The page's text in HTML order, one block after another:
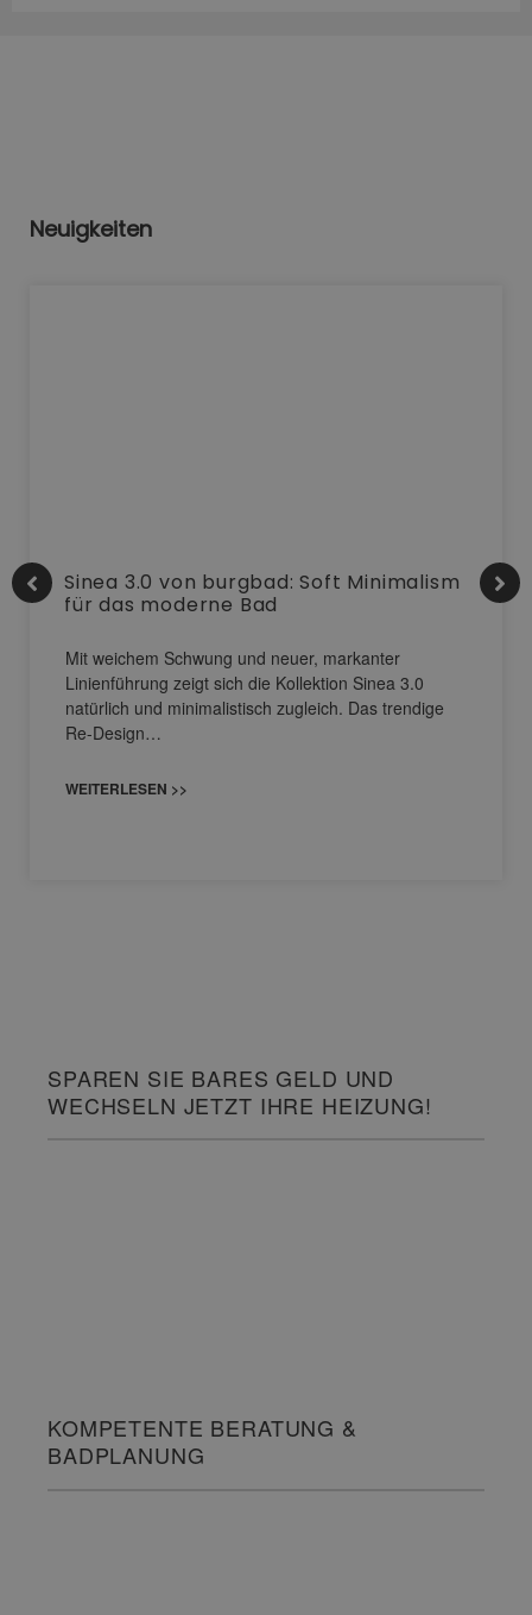
Neuigkeiten
Sinea 3.0 von burgbad: Soft Minimalism
für das moderne Bad
Mit weichem Schwung und neuer, markanter
Linienführung zeigt sich die Kollektion Sinea 3.0
natürlich und minimalistisch zugleich. Das trendige
Re-Design…
WEITERLESEN >>
SPAREN SIE BARES GELD UND
WECHSELN JETZT IHRE HEIZUNG!
KOMPETENTE BERATUNG &
BADPLANUNG